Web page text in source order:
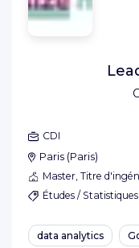
CDI
Paris (Paris)
Master, Titre
Études /
data analytics